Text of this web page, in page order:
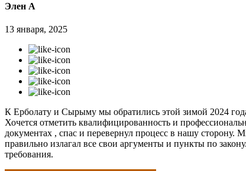
Элен А
13 января, 2025
К Ерболату и Сырыму мы обратились этой зимой 2024
Хочется отметить квалифицированность и
документах , спас и перевернул процесс в нашу
правильно излагал все свои аргументы и пункты по
требования.